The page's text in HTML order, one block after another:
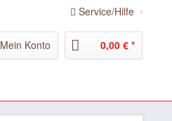
Service/Hilfe
Mein Konto 0,00 € *